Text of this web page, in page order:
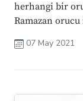
herhangi bir
Ramazan
uygun ...
07 May 2021